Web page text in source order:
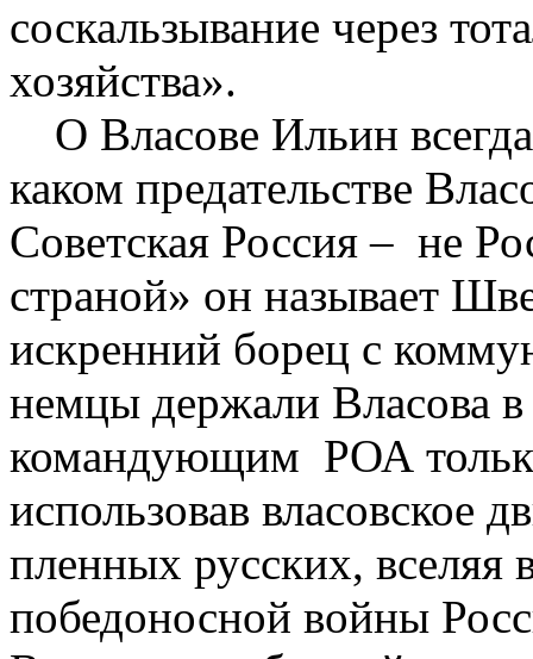
соскальзывание через
хозяйства».
О Власове Ильин
каком предательстве
Советская Россия – не
страной» он называет
искренний борец с
немцы держали Власова в
командующим РОА
использовав власовское
пленных русских,
победоносной войны